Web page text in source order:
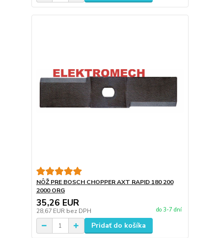
NÔŽ PRE BOSCH CHOPPER AXT RAPID 180 200
2000 ORG
35,26 EUR
28,67 EUR bez DPH do 3-7 dní
Pridať do košíka